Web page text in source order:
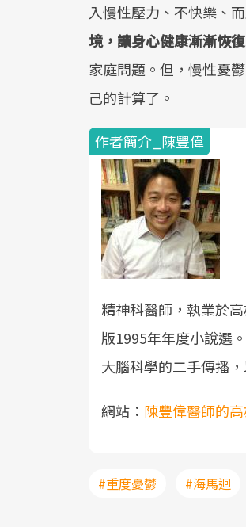
入慢性壓力、不快樂、
境，讓身心健康漸漸恢
家庭問題。但，慢性憂
己的計算了。
作者簡介_陳豐偉
精神科醫師，執業於
版1995年年度小說選
大腦科學的二手傳播
網站： 陳豐偉醫師的
#重度憂鬱 #海馬迴